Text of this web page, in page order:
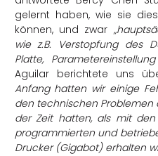
gelernt haben, wie sie
können, und zwar
wie z.B. Verstopfung des
Platte,
Aguilar berichtete uns
Anfang hatten wir einige
den technischen Problemen
der Zeit hatten, als mit
programmierten und
Drucker (Gigabot) erhalten